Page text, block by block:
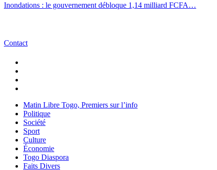
Inondations : le gouvernement débloque 1,14 milliard FCFA…
Contact
Matin Libre Togo, Premiers sur l’info
Politique
Société
Sport
Culture
Économie
Togo Diaspora
Faits Divers